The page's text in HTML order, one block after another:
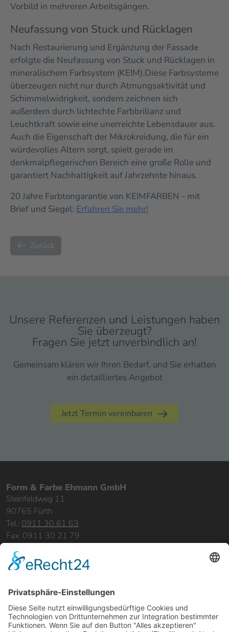
Vorbild in mehreren Arbeitsgängen.
Neufassung von Stuck und Rücklagen
Nach Restaurierung und Ergänzung der Fassade
erfolgte die Neufassung von Stuck und Rücklagen in
mineralischem Farbsystem (KEIM).Diese Farbsysteme
überzeugen nicht nur durch Atmungsaktivität und
Schimmelwidrigkeit, sondern zeichnen sich
außerdem durch lichtechte Farbbrillanz und
Leuchtkraft sowie eine unerreichte Lebensdauer aus.
Auch die Eigenschaft der Mikrokreidung, die für ein
würdevolles Altern sorgt, spielt gerade im
denkmalpflegerischen Bereich eine große Rolle und
garantiert Nachhaltigkeit auf Jahrzehnte hinaus.
20 Jahre Farbtongarantie von KEIMFARBEN - mit
Brief und Siegel: Erfahren Sie mehr!
Zurück
Unsere Referenzen und Leistungen haben
Sie überzeugt?
Fragen Sie jetzt unverbindlich an!
Gemeinsam klären wir Ihren Bedarf, und Sie erhalten
ein detailliertes Angebot
Jetzt Termin vereinbaren
Form & Farbe Ehmann GmbH
Steinfeldweg 11
90765 Fürth
Tel.: 0911 30 61 63
Fax: 0911 30 21 79
Sitemap:
Leistungen
Bereiche & Objekte
Referenzen
Über uns